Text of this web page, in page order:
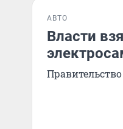
АВТО
Власти